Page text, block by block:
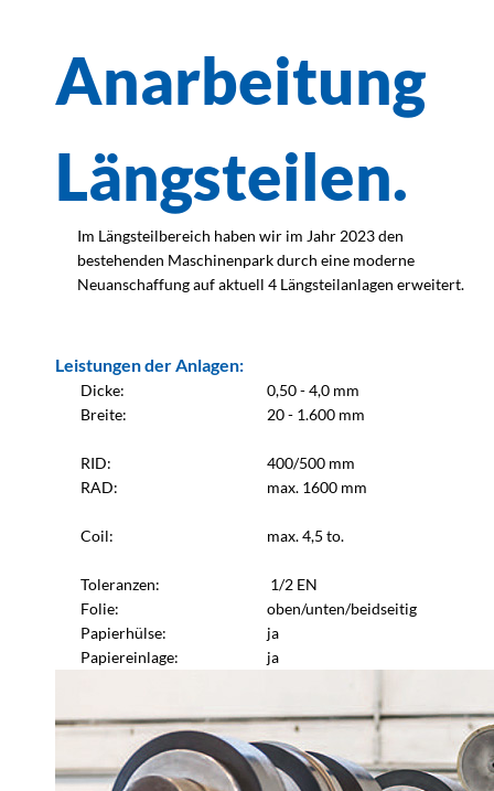
Anarbeitung
Längsteilen.
Im Längsteilbereich haben wir im Jahr 2023 den
bestehenden Maschinenpark durch eine moderne
Neuanschaffung auf aktuell 4 Längsteilanlagen erweitert.
Leistungen der Anlagen:
Dicke:
0,50 - 4,0 mm
Breite:
20 - 1.600 mm
RID:
400/500 mm
RAD:
max. 1600 mm
Coil: max. 4,5 to.
Toleranzen:
1/2 EN
Folie:
oben/unten/beidseitig
Papierhülse:
ja
Papiereinlage:
ja